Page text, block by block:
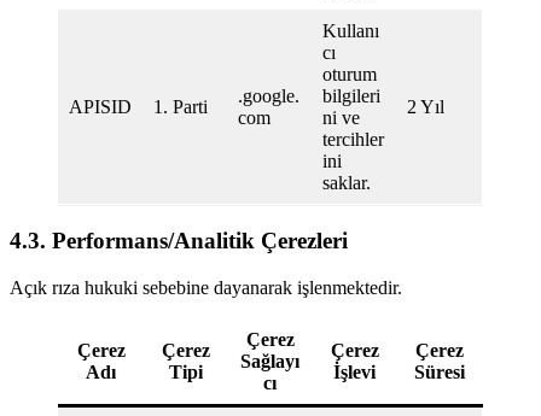
APISID 1. Parti
.google.
com
Kullanı
cı
oturum
bilgileri
ni ve
tercihler
ini
saklar.
2 Yıl
4.3. Performans/Analitik Çerezleri
Açık rıza hukuki sebebine dayanarak işlenmektedir.
Çerez
Adı
Çerez
Tipi
Çerez
Sağlayı
cı
Çerez
İşlevi
Çerez
Süresi